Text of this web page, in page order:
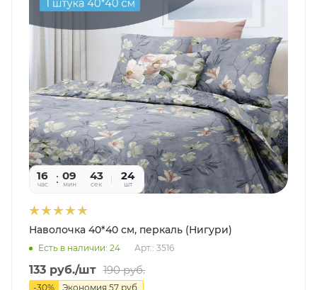
16
час
09
мин
41
сек
24
шт
Наволочка 40*40 см, перкаль (Нигури)
Есть в наличии: 24 Арт.: 3516
133 руб./шт 190руб.
-30% Экономия 57 руб.